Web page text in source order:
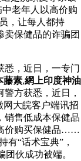
老年人以高价购
，让每人都持
保健品的诈骗团
，近日，一专门
藤素,網上印度神油
方获悉，近日，
大皖客户端讯招
销售低成本保健品
价购买保健品……
“话术宝典”，
伙成功被端。